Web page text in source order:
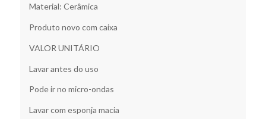
Material: Cerâmica
Produto novo com caixa
VALOR UNITÁRIO
Lavar antes do uso
Pode ir no micro-ondas
Lavar com esponja macia